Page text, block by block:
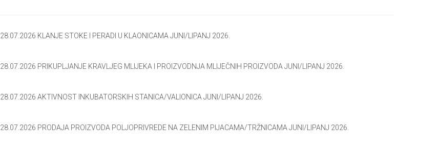
28.07.2026 KLANJE STOKE I PERADI U KLAONICAMA JUNI/LIPANJ 2026.
28.07.2026 PRIKUPLJANJE KRAVLJEG MLIJEKA I PROIZVODNJA MLIJEČNIH PROIZVODA JUNI/LIPANJ 2026.
28.07.2026 AKTIVNOST INKUBATORSKIH STANICA/VALIONICA JUNI/LIPANJ 2026.
28.07.2026 PRODAJA PROIZVODA POLJOPRIVREDE NA ZELENIM PIJACAMA/TRŽNICAMA JUNI/LIPANJ 2026.